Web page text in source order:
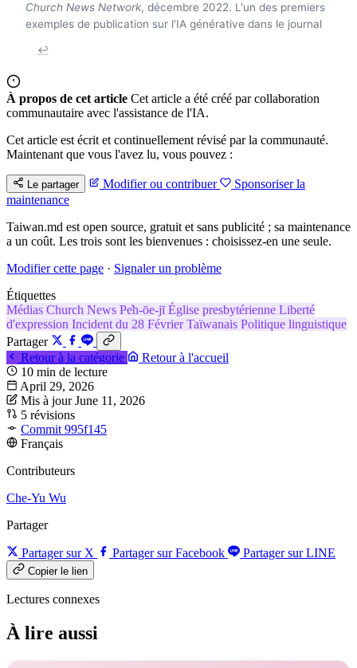
Church News Network, décembre 2022. L'un des premiers
exemples de publication sur l'IA générative dans le journal
↩
À propos de cet article Cet article a été créé par collaboration
communautaire avec l'assistance de l'IA.
Cet article est écrit et continuellement révisé par la communauté.
Maintenant que vous l'avez lu, vous pouvez :
Le partager Modifier ou contribuer
Sponsoriser la
maintenance
Taiwan.md est open source, gratuit et sans publicité ; sa maintenance
a un coût. Les trois sont les bienvenues : choisissez-en une seule.
Modifier cette page · Signaler un problème
Étiquettes
Médias Church News Pe̍h-ōe-jīÉglise presbytérienne Liberté
d'expression Incident du 28 FévrierTaïwanais Politique linguistique
Partager
Retour à la catégorie
Retour à l'accueil
10 min de lecture
April 29, 2026
Mis à jour June 11, 2026
5 révisions
Commit 995f145
Français
Contributeurs
Che-Yu Wu
Partager
Partager sur X Partager sur Facebook Partager sur LINE
Copier le lien
Lectures connexes
À lire aussi